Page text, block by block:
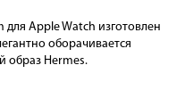
Apple Watch изготовлен
оборачивается
образ Hermes.